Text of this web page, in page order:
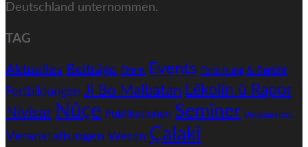
Deutschland unternommen.
TAG
Aktuelles Beiträge Eltern Events Forschung & Bericht
Fortbildungen Ji Bo Malbatan Lêkolîn û Rapor
Nivîsar Nûçe Publikationen Semîner Uncategorized
Veranstaltungen Weşan Çalakî